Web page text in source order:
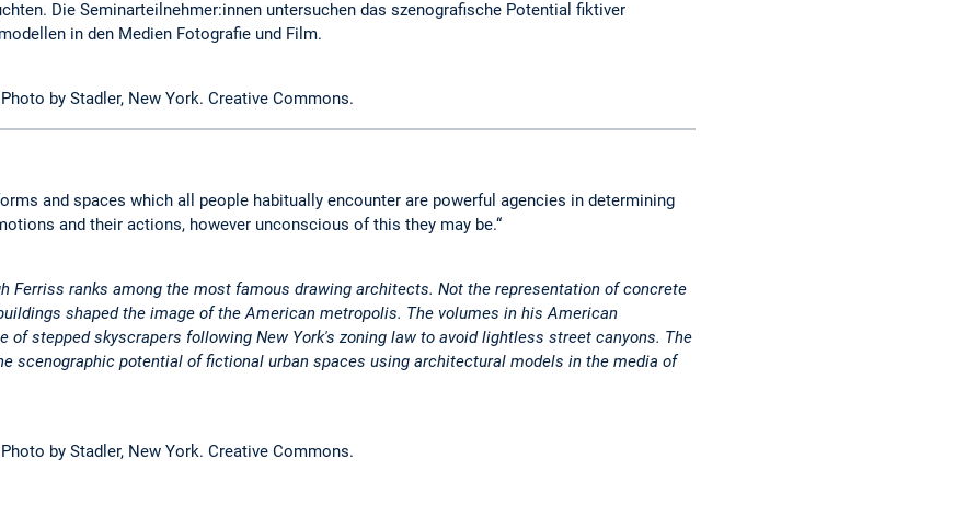
Die Seminarteilnehmer:innen untersuchen das szenografische Potential fiktiver
in den Medien Fotografie und Film.
by Stadler, New York. Creative Commons.
and spaces which all people habitually encounter are powerful agencies in determining
and their actions, however unconscious of this they may be.“
Ferriss ranks among the most famous drawing architects. Not the representation of concrete
shaped the image of the American metropolis. The volumes in his American
of stepped skyscrapers following New York's zoning law to avoid lightless street canyons. The
scenographic potential of fictional urban spaces using architectural models in the media of
by Stadler, New York. Creative Commons.